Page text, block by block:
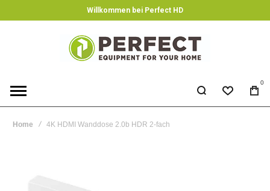
Willkommen bei Perfect HD
0
Home 4K HDMI Wanddose 2.0b HDR 2-fach